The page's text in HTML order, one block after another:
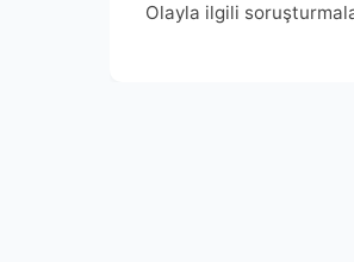
Olayla ilgili